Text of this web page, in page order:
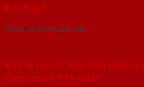
Đánh giá
Chưa có đánh giá nào.
Hãy là người đầu tiên nhận
Composite P11-SGD”